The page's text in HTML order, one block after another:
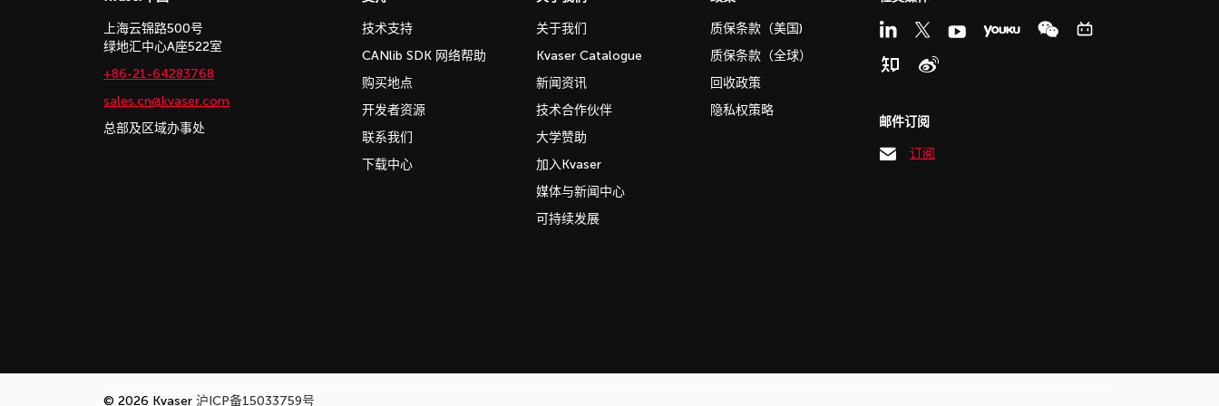
上海云锦路500号
绿地汇中心A座522室
+86-21-64283768
sales.cn@kvaser.com
总部及区域办事处
技术支持
CANlib SDK 网络帮助
购买地点
开发者资源
联系我们
下载中心
关于我们
Kvaser Catalogue
新闻资讯
技术合作伙伴
大学赞助
加入Kvaser
媒体与新闻中心
可持续发展
质保条款（美国)
质保条款（全球）
回收政策
隐私权策略
邮件订阅
订阅
© 2026 Kvaser 沪ICP备15033759号